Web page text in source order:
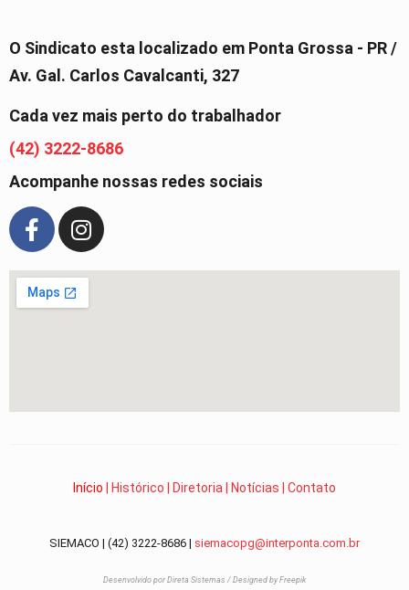
O Sindicato esta localizado em Ponta Grossa - PR /
Av. Gal. Carlos Cavalcanti, 327
Cada vez mais perto do trabalhador
(42) 3222-8686
Acompanhe nossas redes sociais
Início Histórico Diretoria Notícias Contato
SIEMACO | (42) 3222-8686 | siemacopg@interponta.com.br
Desenvolvido por Direta Sistemas / Designed by Freepik